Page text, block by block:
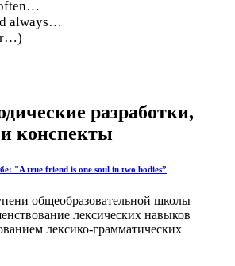
always…
разработки,
конспекты
"A true friend is one soul in two bodies”
общеобразовательной школы
лексических навыков
лексико-грамматических